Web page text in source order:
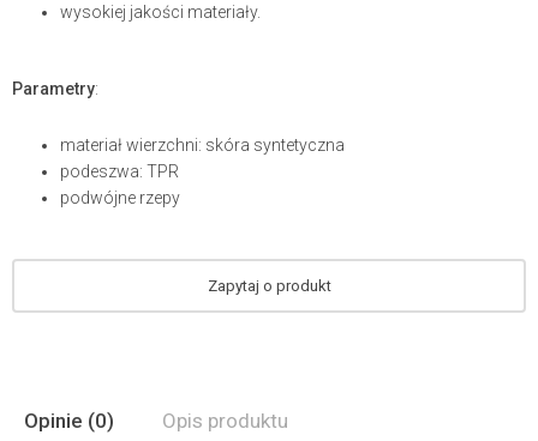
wysokiej jakości materiały.
Parametry:
materiał wierzchni: skóra syntetyczna
podeszwa: TPR
podwójne rzepy
Zapytaj o produkt
Opinie (0) Opis produktu